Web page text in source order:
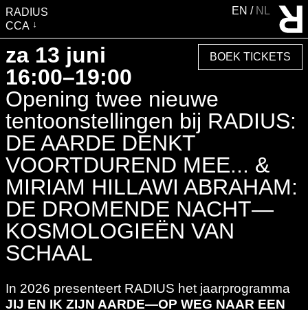
RADIUS
CCA
BEZOEK
TENTOONSTELLINGEN
EVENTS
EDUCATIE &
GEMEENSCHAP
PUBLICATIES
OVER RADIUS
STEUN RADIUS
WATERTOREN
SHOP
EN NL
za 13 juni
16:00–19:00
Opening twee nieuwe
tentoonstellingen bij RADIUS:
DE AARDE DENKT
VOORTDUREND MEE... &
MIRIAM HILLAWI ABRAHAM:
DE DROMENDE NACHT—
KOSMOLOGIEËN VAN
SCHAAL
BOEK TICKETS
In 2026 presenteert RADIUS het jaarprogramma
JIJ EN IK ZIJN AARDE—OP WEG NAAR EEN